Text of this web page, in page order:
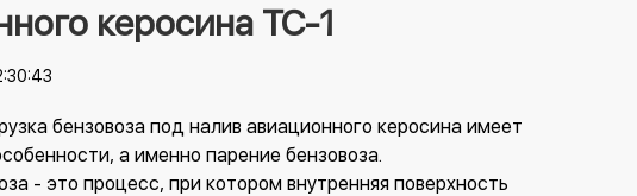
керосина ТС-1
бензовоза под налив авиационного керосина имеет
а именно парение бензовоза.
- это процесс, при котором внутренняя поверхность